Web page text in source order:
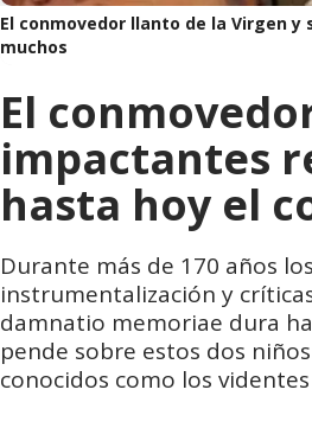
El conmovedor llanto de la Virgen
muchos
El
impactantes
hasta hoy el
Durante más de 170 años
instrumentalización y
damnatio memoriae dura
pende sobre estos dos
conocidos como los